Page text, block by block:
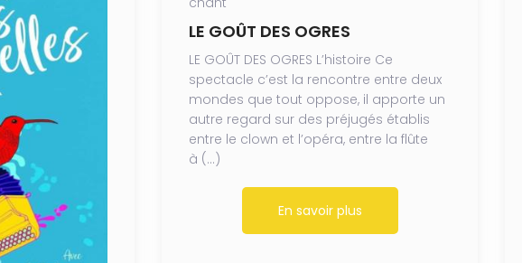
LE GOÛT DES OGRES
LE GOÛT DES OGRES L’histoire Ce
spectacle c’est la rencontre entre deux
mondes que tout oppose, il apporte un
autre regard sur des préjugés établis
entre le clown et l’opéra, entre la flûte
à (…)
En savoir plus